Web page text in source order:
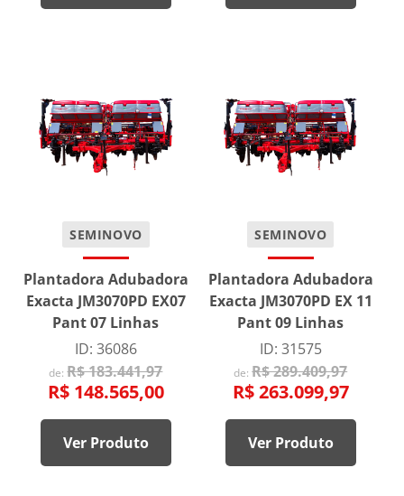
SEMINOVO
Plantadora Adubadora
Exacta JM3070PD EX07
Pant 07 Linhas
ID: 36086
de:R$ 183.441,97
R$ 148.565,00
Ver Produto
SEMINOVO
Plantadora Adubadora
Exacta JM3070PD EX 11
Pant 09 Linhas
ID: 31575
de:R$ 289.409,97
R$ 263.099,97
Ver Produto